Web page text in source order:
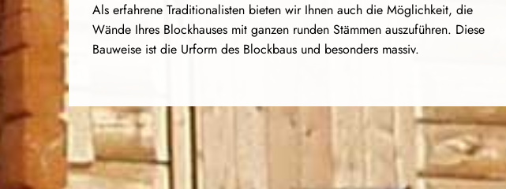
Als erfahrene Traditionalisten bieten wir Ihnen auch die Möglichkeit, die
Wände Ihres Blockhauses mit ganzen runden Stämmen auszuführen. Diese
Bauweise ist die Urform des Blockbaus und besonders massiv.